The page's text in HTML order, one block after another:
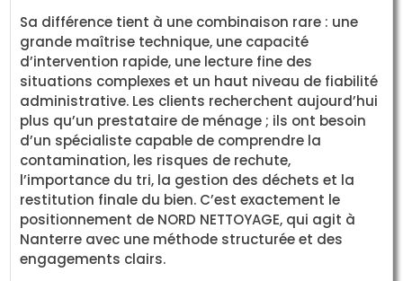
Sa différence tient à une combinaison rare : une
grande maîtrise technique, une capacité
d’intervention rapide, une lecture fine des
situations complexes et un haut niveau de fiabilité
administrative. Les clients recherchent aujourd’hui
plus qu’un prestataire de ménage ; ils ont besoin
d’un spécialiste capable de comprendre la
contamination, les risques de rechute,
l’importance du tri, la gestion des déchets et la
restitution finale du bien. C’est exactement le
positionnement de NORD NETTOYAGE, qui agit à
Nanterre avec une méthode structurée et des
engagements clairs.